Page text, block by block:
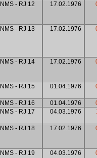
NMS - RJ 12 17.02.1976
NMS - RJ 13 17.02.1976
NMS - RJ 14 17.02.1976
NMS - RJ 15 01.04.1976
NMS - RJ 16 01.04.1976
NMS - RJ 17 04.03.1976
NMS - RJ 18 17.02.1976
NMS - RJ 19 04.03.1976